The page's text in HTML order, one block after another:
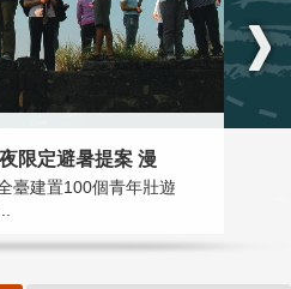
限定避暑提案 漫
臺建置100個青年壯遊